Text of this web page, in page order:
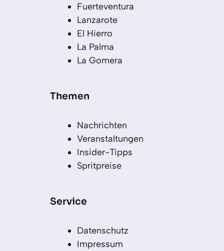
Fuerteventura
Lanzarote
El Hierro
La Palma
La Gomera
Themen
Nachrichten
Veranstaltungen
Insider-Tipps
Spritpreise
Service
Datenschutz
Impressum